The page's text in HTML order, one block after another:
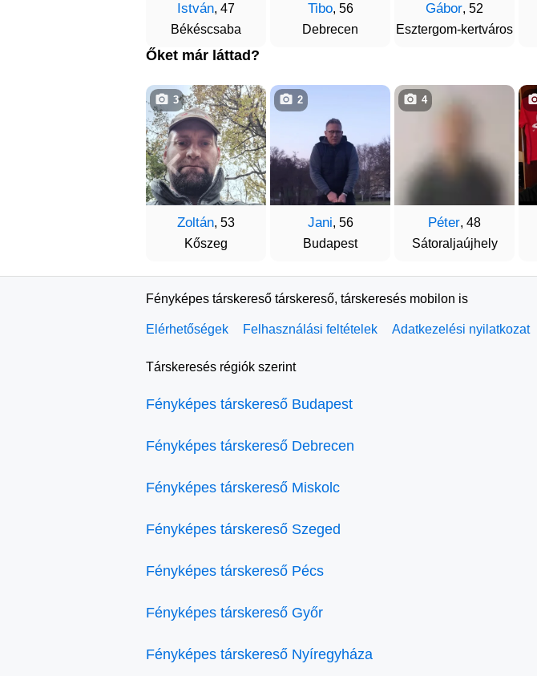
István, 47
Békéscsaba
Tibo, 56
Debrecen
Gábor, 52
Esztergom-kertváros
Őket már láttad?
Zoltán, 53
Kőszeg
3
Jani, 56
Budapest
2
Péter, 48
Sátoraljaújhely
4
Fényképes társkereső társkereső, társkeresés mobilon is
Elérhetőségek Felhasználási feltételek Adatkezelési nyilatkozat
Társkeresés régiók szerint
Fényképes társkereső Budapest
Fényképes társkereső Debrecen
Fényképes társkereső Miskolc
Fényképes társkereső Szeged
Fényképes társkereső Pécs
Fényképes társkereső Győr
Fényképes társkereső Nyíregyháza